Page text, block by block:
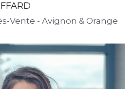
Vente - Avignon & Orange